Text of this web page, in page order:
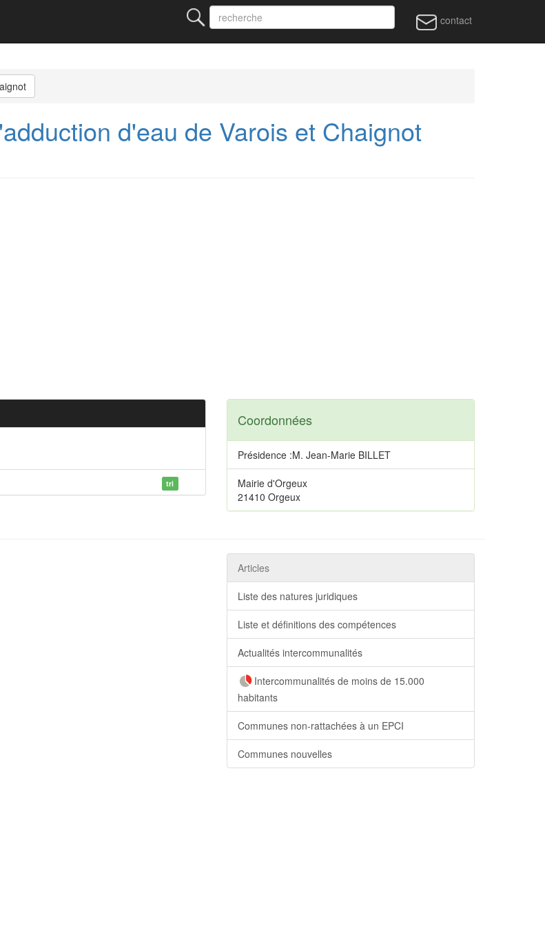
contact
d'eau de Varois et Chaignot
tri
Coordonnées
Présidence :M. Jean-Marie BILLET
Mairie d'Orgeux
21410 Orgeux
Articles
Liste des natures juridiques
Liste et définitions des compétences
Actualités intercommunalités
Intercommunalités de moins de 15.000
habitants
Communes non-rattachées à un EPCI
Communes nouvelles